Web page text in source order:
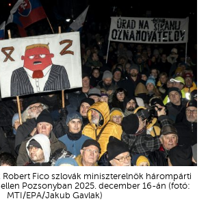
Fico szlovák miniszterelnök hárompárti
Pozsonyban 2025. december 16-án (fotó:
MTI/EPA/Jakub Gavlak)